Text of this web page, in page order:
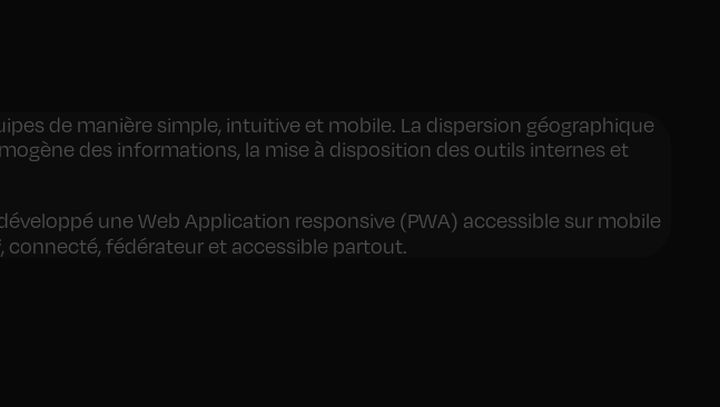
de manière simple, intuitive et mobile. La dispersion géographique
des informations, la mise à disposition des outils internes et
une Web Application responsive (PWA) accessible sur mobile
, connecté, fédérateur et accessible partout.